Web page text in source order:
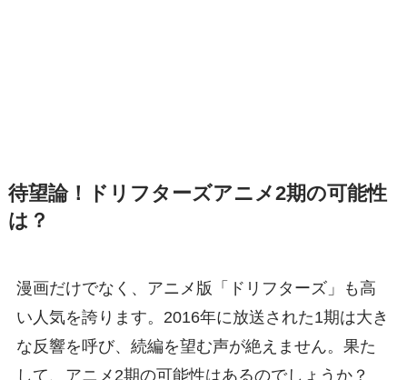
待望論！ドリフターズアニメ2期の可能性
は？
漫画だけでなく、アニメ版「ドリフターズ」も高
い人気を誇ります。2016年に放送された1期は大き
な反響を呼び、続編を望む声が絶えません。果た
して、アニメ2期の可能性はあるのでしょうか？